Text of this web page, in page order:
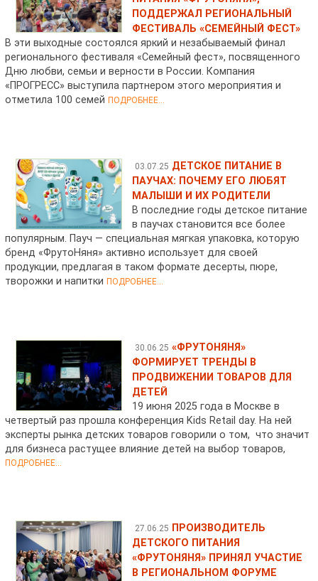
ПОДДЕРЖАЛ РЕГИОНАЛЬНЫЙ
ФЕСТИВАЛЬ «СЕМЕЙНЫЙ ФЕСТ»
В эти выходные состоялся яркий и незабываемый финал
регионального фестиваля «Семейный фест», посвященного
Дню любви, семьи и верности в России. Компания
«ПРОГРЕСС» выступила партнером этого мероприятия и
отметила 100 семейПОДРОБНЕЕ...
03.07.25 ДЕТСКОЕ ПИТАНИЕ В
ПАУЧАХ: ПОЧЕМУ ЕГО ЛЮБЯТ
МАЛЫШИ И ИХ РОДИТЕЛИ
В последние годы детское питание
в паучах становится все более
популярным. Пауч — специальная мягкая упаковка, которую
бренд «ФрутоНяня» активно использует для своей
продукции, предлагая в таком формате десерты, пюре,
творожки и напиткиПОДРОБНЕЕ...
30.06.25 «ФРУТОНЯНЯ»
ФОРМИРУЕТ ТРЕНДЫ В
ПРОДВИЖЕНИИ ТОВАРОВ ДЛЯ
ДЕТЕЙ
19 июня 2025 года в Москве в
четвертый раз прошла конференция Kids Retail day. На ней
эксперты рынка детских товаров говорили о том, что значит
для бизнеса растущее влияние детей на выбор товаров,
ПОДРОБНЕЕ...
27.06.25 ПРОИЗВОДИТЕЛЬ
ДЕТСКОГО ПИТАНИЯ
«ФРУТОНЯНЯ» ПРИНЯЛ УЧАСТИЕ
В РЕГИОНАЛЬНОМ ФОРУМЕ